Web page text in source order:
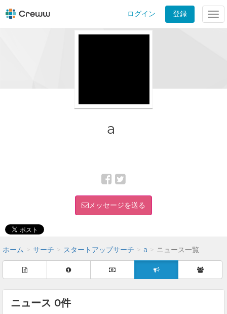
ログイン 登録
a
メッセージを送る
ホーム サーチ スタートアップサーチ a ニュース一覧
ニュース 0件